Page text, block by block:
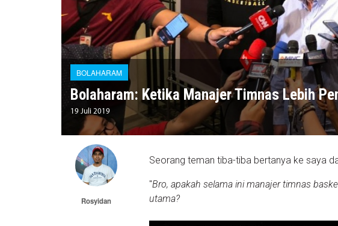
BOLAHARAM
Bolaharam: Ketika Manajer Timnas Lebih
19 Juli 2019
Rosyidan
Seorang teman tiba-tiba bertanya ke saya
"Bro, apakah selama ini manajer timnas
utama?